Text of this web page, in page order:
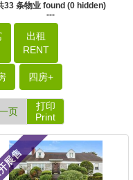
33 条物业found (0hidden)
---
出租
RENT
四房+
页
打印
Print
售